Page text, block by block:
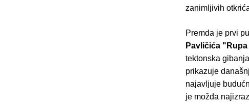
zanimljivih
Premda je prvi
Pavličića
tektonska
prikazuje
najavljuje
je možda